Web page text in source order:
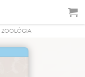
ZOOLÓGIA